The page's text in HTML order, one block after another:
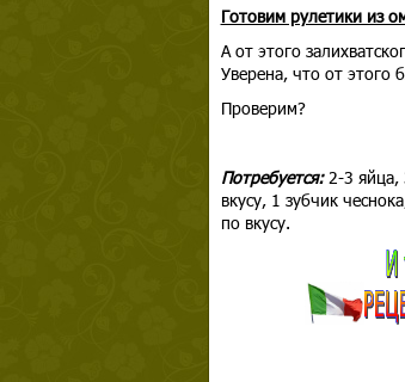
Готовим рулетики из
А от этого
Уверена, что от этого
Проверим?
Потребуется:2-3 яйца,
вкусу, 1 зубчик
по вкусу.